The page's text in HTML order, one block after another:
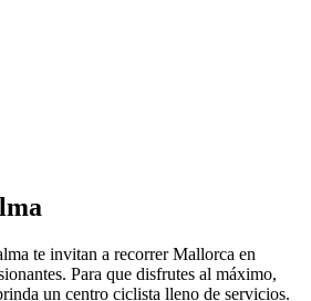
te invitan a recorrer Mallorca en
Para que disfrutes al máximo,
un centro ciclista lleno de servicios.